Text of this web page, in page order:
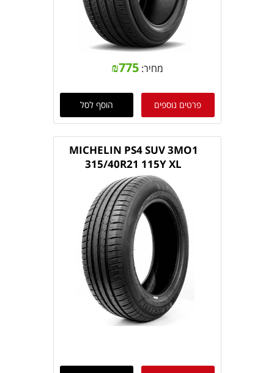
מחיר: ₪775
פרטים נוספים הוסף לסל
MICHELIN PS4 SUV 3MO1
315/40R21 115Y XL